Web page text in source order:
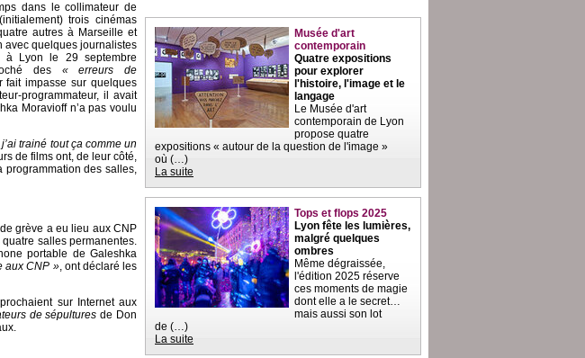
dans le collimateur de
trois cinémas
autres à Marseille et
avec quelques journalistes
à Lyon le 29 septembre
des « erreurs de
fait impasse sur quelques
programmateur, il avait
Moravioff n’a pas voulu
trainé tout ça comme un
de films ont, de leur côté,
programmation des salles,
grève a eu lieu aux CNP
quatre salles permanentes.
portable de Galeshka
aux CNP », ont déclaré les
sur Internet aux
de sépultures de Don
Musée d'art
contemporain
Quatre expositions
pour explorer
l'histoire, l'image et le
langage
Le Musée d'art
contemporain de Lyon
propose quatre
expositions « autour de la question de l'image »
où (…)
La suite
Tops et flops 2025
Lyon fête les lumières,
malgré quelques
ombres
Même dégraissée,
l'édition 2025 réserve
ces moments de magie
dont elle a le secret…
mais aussi son lot
de (…)
La suite